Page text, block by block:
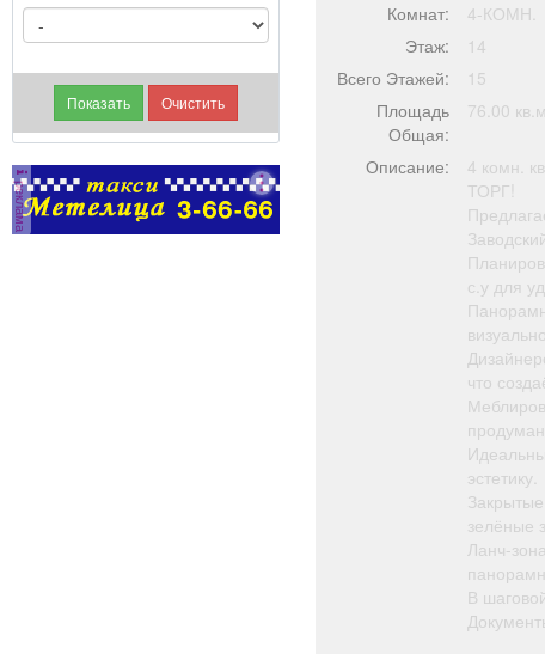
реклама
Комнат:
4-КОМН.
Этаж:
14
Всего Этажей:
15
Площадь
Общая:
76.00 кв.м
Описание:
4 комн.
ТОРГ!
с.у для
что
эстетику.
зелёные
Ланч-
В